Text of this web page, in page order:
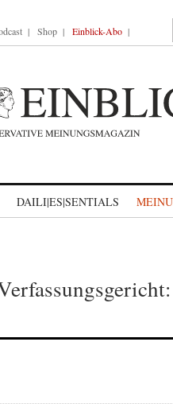
Shop Einblick-Abo
DAILI|ES|SENTIALS